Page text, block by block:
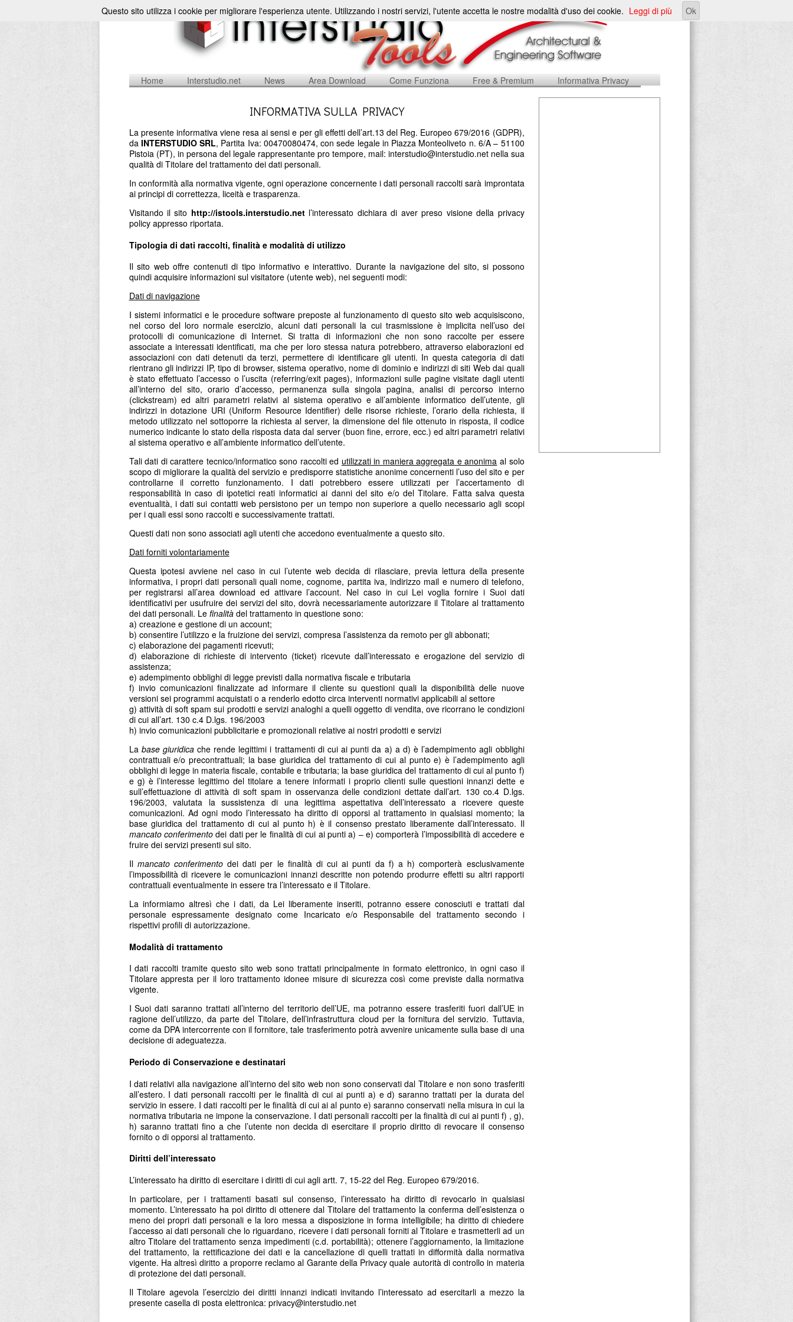
Home Interstudio.net News Area Download Come Funziona Free & Premium Informativa Privacy
INFORMATIVA SULLA PRIVACY
La presente informativa viene resa ai sensi e per gli effetti dell’art.13 del Reg. Europeo 679/2016 (GDPR),
da INTERSTUDIO SRL, Partita Iva: 00470080474, con sede legale in Piazza Monteoliveto n. 6/A – 51100
Pistoia (PT), in persona del legale rappresentante pro tempore, mail: interstudio@interstudio.net nella sua
qualità di Titolare del trattamento dei dati personali.
In conformità alla normativa vigente, ogni operazione concernente i dati personali raccolti sarà improntata
ai principi di correttezza, liceità e trasparenza.
Visitando il sito http://istools.interstudio.netl’interessato dichiara di aver preso visione della privacy
policy appresso riportata.
Tipologia di dati raccolti, finalità e modalità di utilizzo
Il sito web offre contenuti di tipo informativo e interattivo. Durante la navigazione del sito, si possono
quindi acquisire informazioni sul visitatore (utente web), nei seguenti modi:
Dati di navigazione
I sistemi informatici e le procedure software preposte al funzionamento di questo sito web acquisiscono,
nel corso del loro normale esercizio, alcuni dati personali la cui trasmissione è implicita nell’uso dei
protocolli di comunicazione di Internet. Si tratta di informazioni che non sono raccolte per essere
associate a interessati identificati, ma che per loro stessa natura potrebbero, attraverso elaborazioni ed
associazioni con dati detenuti da terzi, permettere di identificare gli utenti. In questa categoria di dati
rientrano gli indirizzi IP, tipo di browser, sistema operativo, nome di dominio e indirizzi di siti Web dai quali
è stato effettuato l’accesso o l’uscita (referring/exit pages), informazioni sulle pagine visitate dagli utenti
all’interno del sito, orario d’accesso, permanenza sulla singola pagina, analisi di percorso interno
(clickstream) ed altri parametri relativi al sistema operativo e all’ambiente informatico dell’utente, gli
indirizzi in dotazione URI (Uniform Resource Identifier) delle risorse richieste, l’orario della richiesta, il
metodo utilizzato nel sottoporre la richiesta al server, la dimensione del file ottenuto in risposta, il codice
numerico indicante lo stato della risposta data dal server (buon fine, errore, ecc.) ed altri parametri relativi
al sistema operativo e all’ambiente informatico dell’utente.
Tali dati di carattere tecnico/informatico sono raccolti ed utilizzati in maniera aggregata e anonima al solo
scopo di migliorare la qualità del servizio e predisporre statistiche anonime concernenti l’uso del sito e per
controllarne il corretto funzionamento. I dati potrebbero essere utilizzati per l’accertamento di
responsabilità in caso di ipotetici reati informatici ai danni del sito e/o del Titolare. Fatta salva questa
eventualità, i dati sui contatti web persistono per un tempo non superiore a quello necessario agli scopi
per i quali essi sono raccolti e successivamente trattati.
Questi dati non sono associati agli utenti che accedono eventualmente a questo sito.
Dati forniti volontariamente
Questa ipotesi avviene nel caso in cui l’utente web decida di rilasciare, previa lettura della presente
informativa, i propri dati personali quali nome, cognome, partita iva, indirizzo mail e numero di telefono,
per registrarsi all’area download ed attivare l’account. Nel caso in cui Lei voglia fornire i Suoi dati
identificativi per usufruire dei servizi del sito, dovrà necessariamente autorizzare il Titolare al trattamento
dei dati personali. Le finalitàdel trattamento in questione sono:
a) creazione e gestione di un account;
b) consentire l’utilizzo e la fruizione dei servizi, compresa l’assistenza da remoto per gli abbonati;
c) elaborazione dei pagamenti ricevuti;
d) elaborazione di richieste di intervento (ticket) ricevute dall’interessato e erogazione del servizio di
assistenza;
e) adempimento obblighi di legge previsti dalla normativa fiscale e tributaria
f) invio comunicazioni finalizzate ad informare il cliente su questioni quali la disponibilità delle nuove
versioni sei programmi acquistati o a renderlo edotto circa interventi normativi applicabili al settore
g) attività di soft spam sui prodotti e servizi analoghi a quelli oggetto di vendita, ove ricorrano le condizioni
di cui all’art. 130 c.4 D.lgs. 196/2003
h) invio comunicazioni pubblicitarie e promozionali relative ai nostri prodotti e servizi
La base giuridicache rende legittimi i trattamenti di cui ai punti da a) a d) è l’adempimento agli obblighi
contrattuali e/o precontrattuali; la base giuridica del trattamento di cui al punto e) è l’adempimento agli
obblighi di legge in materia fiscale, contabile e tributaria; la base giuridica del trattamento di cui al punto f)
e g) è l’interesse legittimo del titolare a tenere informati i proprio clienti sulle questioni innanzi dette e
sull’effettuazione di attività di soft spam in osservanza delle condizioni dettate dall’art. 130 co.4 D.lgs.
196/2003, valutata la sussistenza di una legittima aspettativa dell’interessato a ricevere queste
comunicazioni. Ad ogni modo l’interessato ha diritto di opporsi al trattamento in qualsiasi momento; la
base giuridica del trattamento di cui al punto h) è il consenso prestato liberamente dall’interessato. Il
mancato conferimentodei dati per le finalità di cui ai punti a) – e) comporterà l’impossibilità di accedere e
fruire dei servizi presenti sul sito.
Il mancato conferimentodei dati per le finalità di cui ai punti da f) a h) comporterà esclusivamente
l’impossibilità di ricevere le comunicazioni innanzi descritte non potendo produrre effetti su altri rapporti
contrattuali eventualmente in essere tra l’interessato e il Titolare.
La informiamo altresì che i dati, da Lei liberamente inseriti, potranno essere conosciuti e trattati dal
personale espressamente designato come Incaricato e/o Responsabile del trattamento secondo i
rispettivi profili di autorizzazione.
Modalità di trattamento
I dati raccolti tramite questo sito web sono trattati principalmente in formato elettronico, in ogni caso il
Titolare appresta per il loro trattamento idonee misure di sicurezza così come previste dalla normativa
vigente.
I Suoi dati saranno trattati all’interno del territorio dell’UE, ma potranno essere trasferiti fuori dall’UE in
ragione dell’utilizzo, da parte del Titolare, dell’infrastruttura cloud per la fornitura del servizio. Tuttavia,
come da DPA intercorrente con il fornitore, tale trasferimento potrà avvenire unicamente sulla base di una
decisione di adeguatezza.
Periodo di Conservazione e destinatari
I dati relativi alla navigazione all’interno del sito web non sono conservati dal Titolare e non sono trasferiti
all’estero. I dati personali raccolti per le finalità di cui ai punti a) e d) saranno trattati per la durata del
servizio in essere. I dati raccolti per le finalità di cui ai al punto e) saranno conservati nella misura in cui la
normativa tributaria ne impone la conservazione. I dati personali raccolti per la finalità di cui ai punti f) , g),
h) saranno trattati fino a che l’utente non decida di esercitare il proprio diritto di revocare il consenso
fornito o di opporsi al trattamento.
Diritti dell’interessato
L’interessato ha diritto di esercitare i diritti di cui agli artt. 7, 15-22 del Reg. Europeo 679/2016.
In particolare, per i trattamenti basati sul consenso, l’interessato ha diritto di revocarlo in qualsiasi
momento. L’interessato ha poi diritto di ottenere dal Titolare del trattamento la conferma dell’esistenza o
meno dei propri dati personali e la loro messa a disposizione in forma intelligibile; ha diritto di chiedere
l’accesso ai dati personali che lo riguardano, ricevere i dati personali forniti al Titolare e trasmetterli ad un
altro Titolare del trattamento senza impedimenti (c.d. portabilità); ottenere l’aggiornamento, la limitazione
del trattamento, la rettificazione dei dati e la cancellazione di quelli trattati in difformità dalla normativa
vigente. Ha altresì diritto a proporre reclamo al Garante della Privacy quale autorità di controllo in materia
di protezione dei dati personali.
Il Titolare agevola l’esercizio dei diritti innanzi indicati invitando l’interessato ad esercitarli a mezzo la
presente casella di posta elettronica: privacy@interstudio.net
Questo sito utilizza i cookie per migliorare l'esperienza utente. Utilizzando i nostri servizi, l'utente accetta le nostre modalità d'uso dei cookie. Leggi di più Ok